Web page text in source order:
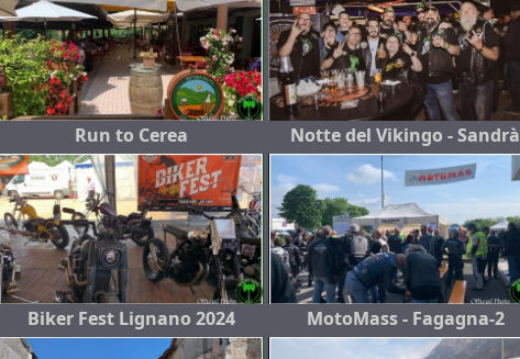
Run to Cerea Notte del Vikingo - Sandrà
Biker Fest Lignano 2024 MotoMass - Fagagna-2